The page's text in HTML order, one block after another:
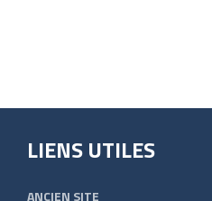
LIENS UTILES
ANCIEN SITE